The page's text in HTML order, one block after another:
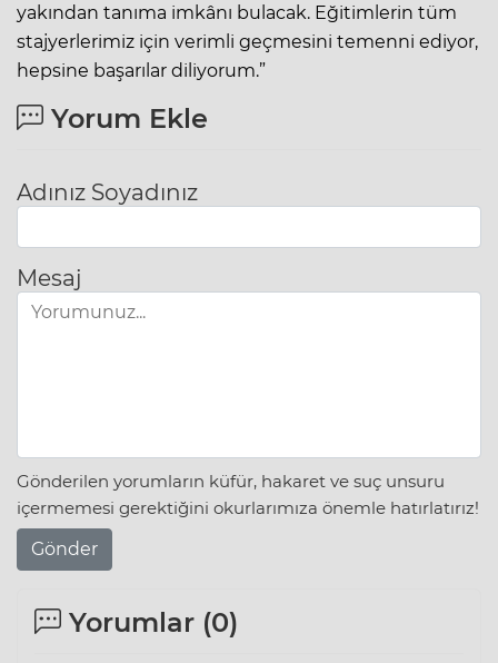
yakından tanıma imkânı bulacak. Eğitimlerin tüm
stajyerlerimiz için verimli geçmesini temenni ediyor,
hepsine başarılar diliyorum.”
Yorum Ekle
Adınız Soyadınız
Mesaj
Gönderilen yorumların küfür, hakaret ve suç unsuru
içermemesi gerektiğini okurlarımıza önemle hatırlatırız!
Gönder
Yorumlar (0)